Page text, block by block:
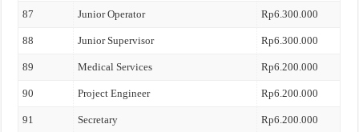
87 Junior Operator Rp6.300.000
88 Junior Supervisor Rp6.300.000
89 Medical Services Rp6.200.000
90 Project Engineer Rp6.200.000
91 Secretary Rp6.200.000